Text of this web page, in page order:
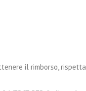
il rimborso,